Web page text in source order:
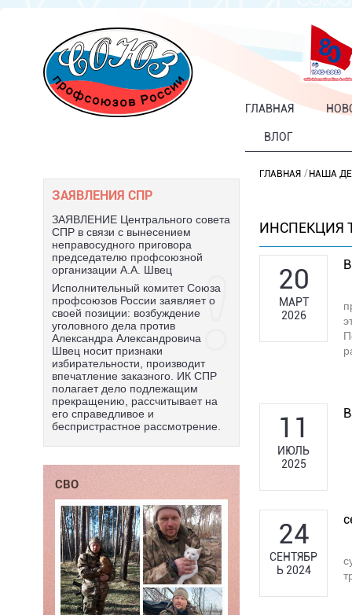
ГЛАВНАЯ
ВЛОГ
ЗАЯВЛЕНИЯ СПР
ЗАЯВЛЕНИЕ Центрального совета
СПР в связи с вынесением
неправосудного приговора
председателю профсоюзной
организации А.А. Швец
Исполнительный комитет Союза
профсоюзов России заявляет о
своей позиции: возбуждение
уголовного дела против
Александра Александровича
Швец носит признаки
избирательности, производит
впечатление заказного. ИК СПР
полагает дело подлежащим
прекращению, рассчитывает на
его справедливое и
беспристрастное рассмотрение.
СВО
ГЛАВНАЯ НАША
ИНСПЕКЦИЯ
20
МАРТ
2026
11
ИЮЛЬ
2025
24
СЕНТЯБР
Ь 2024